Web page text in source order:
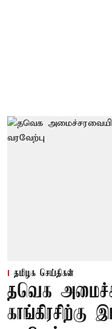
தமிழக செய்திகள்
தவெக